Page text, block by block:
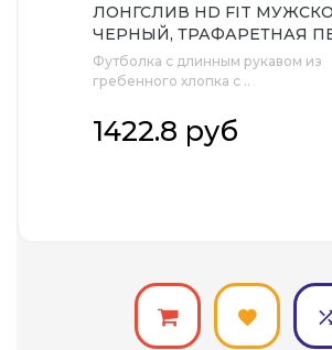
ЛОНГСЛИВ HD FIT
ЧЕРНЫЙ, ТРАФАРЕТНАЯ
БРЕНД ТАЙП
Футболка с длинным рукавом из
гребенного хлопка с ..
1422.8 руб